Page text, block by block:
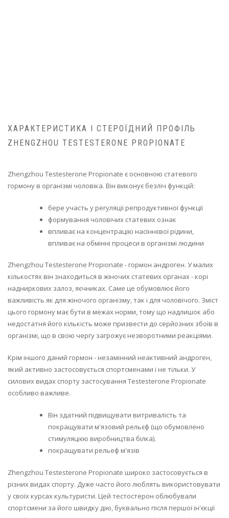
ХАРАКТЕРИСТИКА І СТЕРОЇДНИЙ ПРОФІЛЬ
ZHENGZHOU TESTESTERONE PROPIONATE
Zhengzhou Testesterone Propionate є основною статевого
гормону в організмі чоловіка. Він виконує безліч функцій:
бере участь у регуляції репродуктивної функції
формування чоловічих статевих ознак
впливає на концентрацію насіннєвої рідини,
впливає на обмінні процеси в організмі людини
Zhengzhou Testesterone Propionate - гормон андроген. У малих
кількостях він знаходиться в жіночих статевих органах - корі
надниркових залоз, яєчниках. Саме це обумовлює його
важливість як для жіночого організму, так і для чоловічого. Зміст
цього гормону має бути в межах норми, тому що надлишок або
недостатня його кількість може призвести до серйозних збоїв в
організмі, що в свою чергу загрожує незворотними реакціями.
Крім іншого даний гормон - незамінний неактивний андроген,
який активно застосовується спортсменами і не тільки. У
силових видах спорту застосування Testesterone Propionate
особливо важливе.
Він здатний підвищувати витривалість та
покращувати м'язовий рельєф (що обумовлено
стимуляцією виробництва білка).
покращувати рельеф м'язів
Zhengzhou Testesterone Propionate широко застосовується в
різних видах спорту. Дуже часто його люблять використовувати
у своїх курсах культуристи. Цей тестостерон облюбували
спортсмени за його швидку дію, буквально після першої ін'єкції